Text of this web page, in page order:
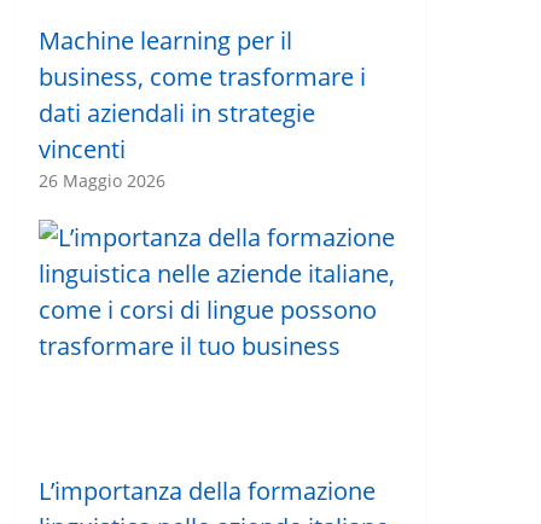
Machine learning per il
business, come trasformare i
dati aziendali in strategie
vincenti
26 Maggio 2026
L’importanza della formazione